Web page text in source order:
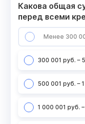
Какова общая
перед всеми
Менее 300
300 001 руб. –
500 001 руб. –
1 000 001 руб.